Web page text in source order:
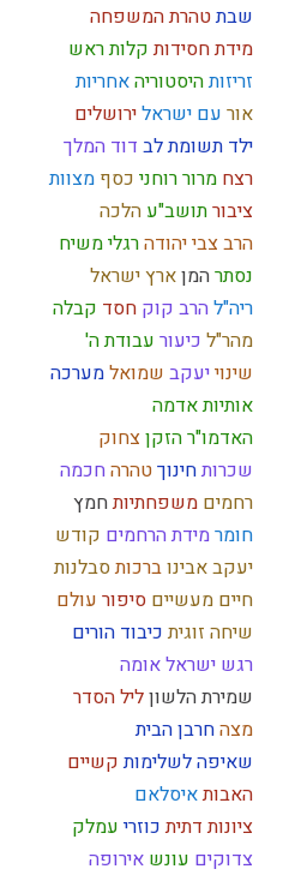
שבתטהרת המשפחה
מידת חסידותקלות ראש
זריזותהיסטוריהאחריות
אור עם ישראלירושלים
ילד תשומת לב דוד המלך
רצח מרוררוחני כסף מצוות
ציבורתושב"ע הלכה
הרב צבי יהודהרגלי משיח
נסתרהמןארץ ישראל
ריה"ל הרב קוק חסד קבלה
מהר"ל כיעור עבודת ה'
שינוייעקב שמואלמערכה
אותיותאדמה
האדמו"ר הזקןצחוק
שכרותחינוךטהרה חכמה
רחמים משפחתיותחמץ
חומרמידת הרחמים קודש
יעקב אבינוברכותסבלנות
חיים מעשיים סיפור עולם
שיחה זוגיתכיבוד הורים
רגש ישראלאומה
שמירת הלשוןליל הסדר
מצהחרבן הבית
שאיפה לשלימותקשיים
האבותאיסלאם
ציונות דתיתכוזרי עמלק
צדוקים עונש אירופה